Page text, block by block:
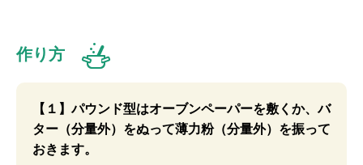
作り方
【１】パウンド型はオーブンペーパーを敷くか、バ
ター（分量外）をぬって薄力粉（分量外）を振って
おきます。